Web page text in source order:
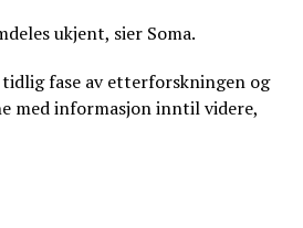
ukjent, sier Soma.
fase av etterforskningen og
med informasjon inntil videre,